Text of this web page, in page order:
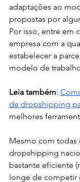
adaptações ao
propostas por
Por isso, entre em
empresa com a
estabelecer a
modelo de
Leia também:
de dropshipping
melhores
Mesmo com todas
dropshipping
bastante eficiente
longe de competir